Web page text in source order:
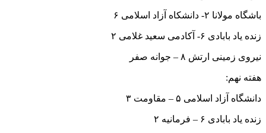
باشگاه مولانا ۲- دانشکاه آزاد اسلامی ۶
زنده یاد بابادی ۶- آکادمی سعید غلامی ۲
نیروی زمینی ارتش ۸ – جوانه صفر
هفته نهم:
دانشگاه آزاد اسلامی ۵ – مقاومت ۳
زنده یاد بابادی ۶ – فرمانیه ۲